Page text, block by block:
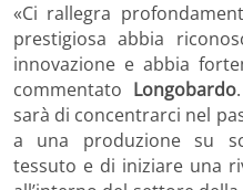
«Ci rallegra
prestigiosa abbia
innovazione e abbia
commentato Longobardo
sarà di concentrarci nel
a una produzione su
tessuto e di iniziare una